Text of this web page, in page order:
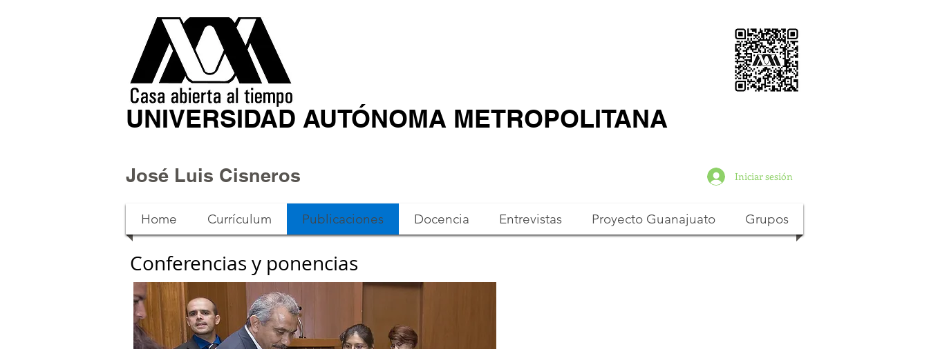
UNIVERSIDAD AUTÓNOMA METROPOLITANA
José Luis Cisneros Iniciar sesión
Home Currículum Publicaciones Docencia Entrevistas Proyecto Guanajuato Grupos
Conferencias y ponencias